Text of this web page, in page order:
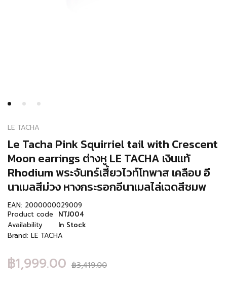
LE TACHA
Le Tacha Pink Squirriel tail with Crescent
Moon earrings ต่างหู LE TACHA เงินแท้
Rhodium พระจันทร์เสี้ยวไวท์โทพาส เคลือบ อี
นาเมลสีม่วง หางกระรอกอีนาเมลไล่เฉดสีชมพ
EAN: 2000000029009
Product code
NTJ004
Availability
In Stock
Brand: LE TACHA
฿3,419.00
฿1,999.00